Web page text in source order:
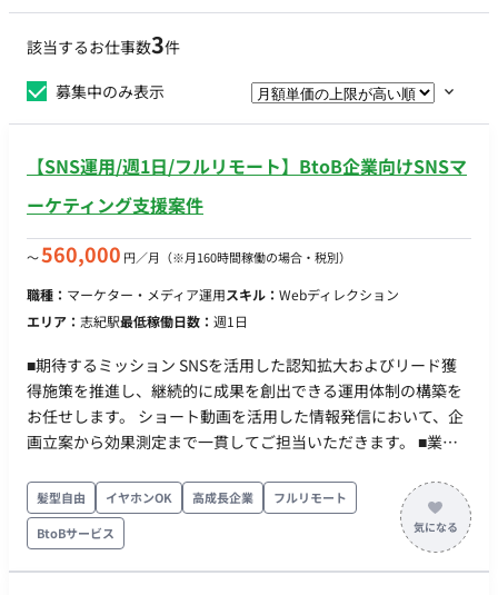
該当するお仕事数3件
募集中のみ表示
【SNS運用/週1日/フルリモート】BtoB企業向けSNSマ
ーケティング支援案件
〜560,000 円／月 （※月160時間稼働の場合・税別）
職種： マーケター・メディア運用スキル： Webディレクション
エリア： 志紀駅最低稼働日数： 週1日
■期待するミッション SNSを活用した認知拡大およびリード獲
得施策を推進し、継続的に成果を創出できる運用体制の構築を
お任せします。 ショート動画を活用した情報発信において、企
画立案から効果測定まで一貫してご担当いただきます。 ■業務
ゲット設計 ・投稿企画の立案 【動画コンテンツ企画】 ・
Instagram向け動画の企画 ・YouTube向け動画の企画 ・ショー
ト動画の構成案作成 ・月8本程度の動画企画立案 【ディレクシ
ョン】 ・撮影担当との連携 ・動画編集担当へのディレクション
髪型自由 イヤホンOK 高成長企業
フルリモート
BtoBサービス